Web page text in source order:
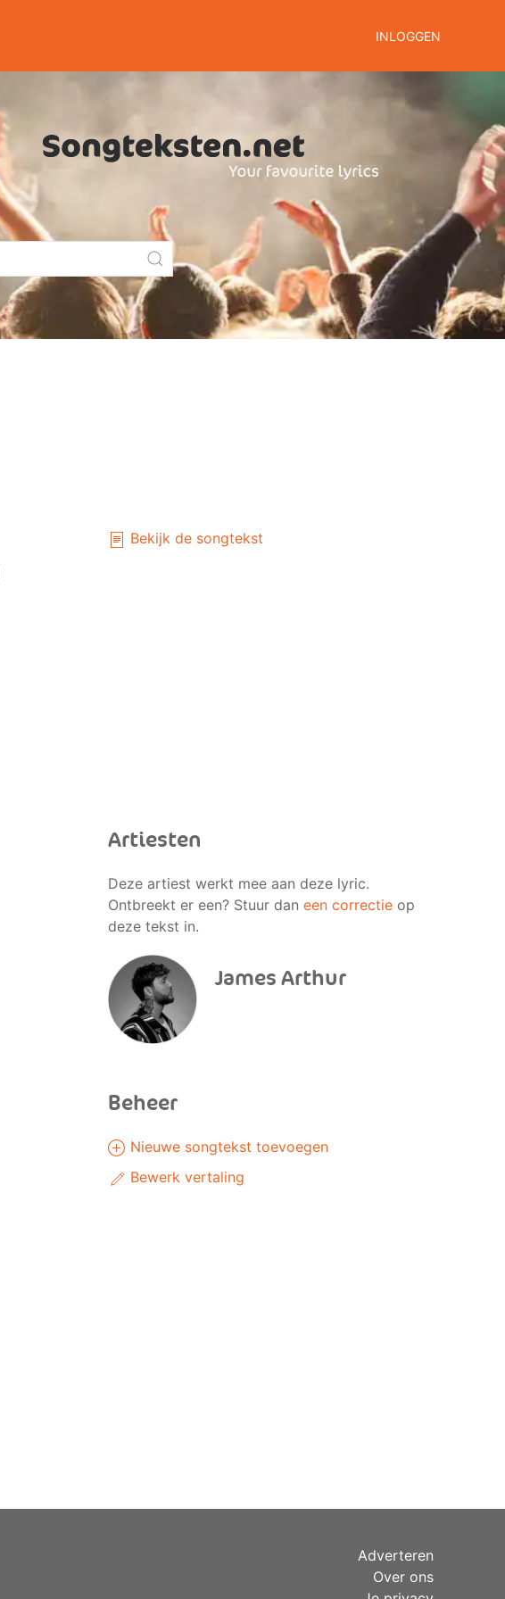
INLOGGEN
Bekijk de songtekst
Artiesten
Deze artiest werkt mee aan deze lyric.
Ontbreekt er een? Stuur dan een correctieop
deze tekst in.
James Arthur
Beheer
Nieuwe songtekst toevoegen
Bewerk vertaling
Adverteren
Over ons